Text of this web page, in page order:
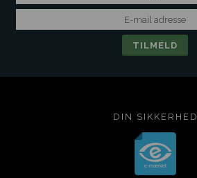
DIN SIKKERHED